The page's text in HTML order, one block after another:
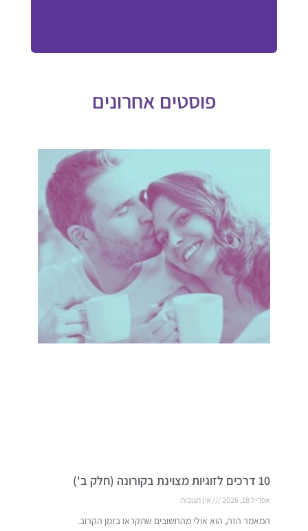
פוסטים אחרונים
10 דרכים לזוגיות מצוינת בקורונה (חלק ב')
אפריל 18, 2026 אין תגובות
המאמר הזה, הוא אולי מהחשובים שתקראו בזמן הקרוב.